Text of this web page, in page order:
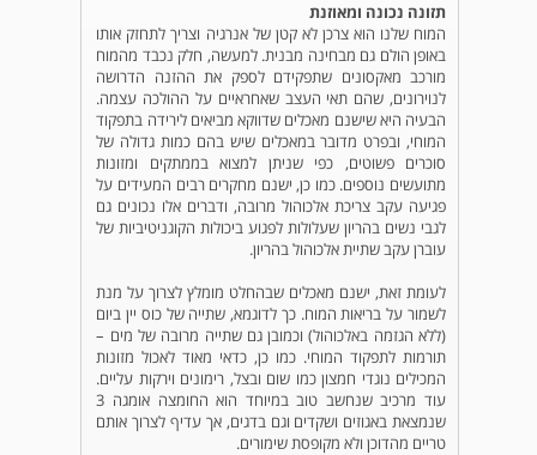
תזונה נכונה ומאוזנת
המוח שלנו הוא צרכן לא קטן של אנרגיה וצריך לתחזק אותו
באופן הולם גם מבחינה מבנית. למעשה, חלק נכבד מהמוח
מורכב מאקסונים שתפקידם לספק את ההזנה הדרושה
לנוירונים, שהם תאי העצב שאחראיים על ההולכה עצמה.
הבעיה היא שישנם מאכלים שדווקא מביאים לירידה בתפקוד
המוחי, ובפרט מדובר במאכלים שיש בהם כמות גדולה של
סוכרים פשוטים, כפי שניתן למצוא בממתקים ומזונות
מתועשים נוספים. כמו כן, ישנם מחקרים רבים המעידים על
פגיעה עקב צריכת אלכוהול מרובה, ודברים אלו נכונים גם
לגבי נשים בהריון שעלולות לפגוע ביכולות הקוגניטיביות של
עוברן עקב שתיית אלכוהול בהריון.
לעומת זאת, ישנם מאכלים שבהחלט מומלץ לצרוך על מנת
לשמור על בריאות המוח. כך לדוגמא, שתייה של כוס יין ביום
(ללא הגזמה באלכוהול) וכמובן גם שתייה מרובה של מים –
תורמות לתפקוד המוחי. כמו כן, כדאי מאוד לאכול מזונות
המכילים נוגדי חמצון כמו שום ובצל, רימונים וירקות עליים.
עוד מרכיב שנחשב טוב במיוחד הוא החומצה אומגה 3
שנמצאת באגוזים ושקדים וגם בדגים, אך עדיף לצרוך אותם
טריים מהדוכן ולא מקופסת שימורים.